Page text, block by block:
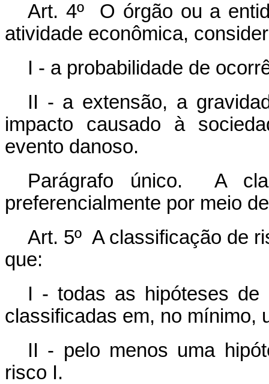
Art. 4º O órgão ou a
atividade econômica,
I - a probabilidade de
II - a extensão, a
impacto causado à
evento danoso.
Parágrafo único. A
preferencialmente por meio
Art. 5º A classificação de
que:
I - todas as hipóteses de
classificadas em, no mínimo,
II - pelo menos uma
risco I.